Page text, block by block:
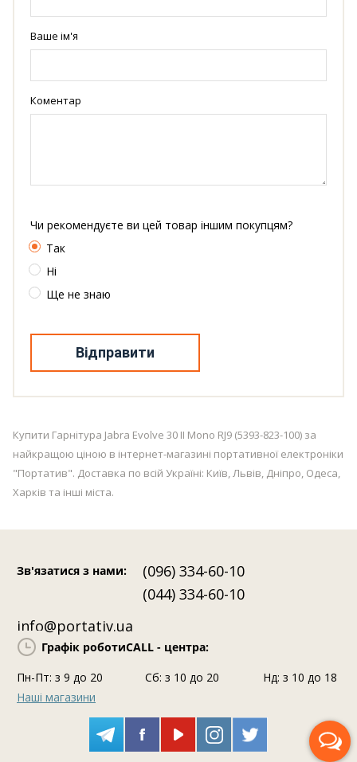
Ваше ім'я
Коментар
Чи рекомендуєте ви цей товар іншим покупцям?
Так
Ні
Ще не знаю
Відправити
Купити Гарнітура Jabra Evolve 30 II Mono RJ9 (5393-823-100) за
найкращою ціною в інтернет-магазині портативної електроніки
"Портатив". Доставка по всій Україні: Київ, Львів, Дніпро, Одеса,
Харків та інші міста.
Зв'язатися з нами:
(096) 334-60-10
(044) 334-60-10
info@portativ.ua
Графік роботиCALL - центра:
Пн-Пт: з 9 до 20
Сб: з 10 до 20
Нд: з 10 до 18
Наші магазини
Передзвоніть мені